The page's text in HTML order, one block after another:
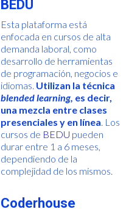
BEDU
Esta plataforma está
enfocada en cursos de alta
demanda laboral, como
desarrollo de herramientas
de programación, negocios e
idiomas. Utilizan la técnica
blended learning, es decir,
una mezcla entre clases
presenciales y en línea. Los
cursos de BEDU pueden
durar entre 1 a 6 meses,
dependiendo de la
complejidad de los mismos.
Coderhouse